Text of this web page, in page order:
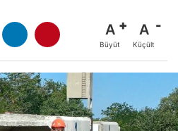
A
Büyüt
A
Küçült